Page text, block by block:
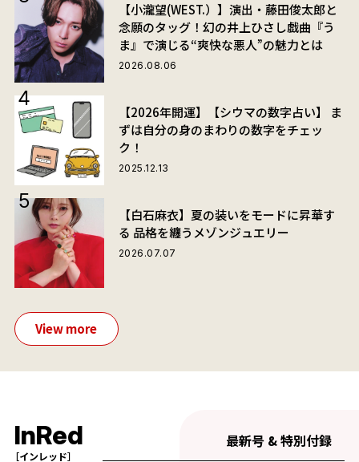
【小瀧望(WEST.）】演出・藤田俊太郎と
念願のタッグ！幻の井上ひさし戯曲『う
ま』で演じる“爽快な悪人”の魅力とは
2026.08.06
【2026年開運】【シウマの数字占い】 ま
ずは自分の身のまわりの数字をチェッ
ク！
2025.12.13
【白石麻衣】夏の装いをモードに昇華す
る 品格を纏うメゾンジュエリー
2026.07.07
View more
InRed
［インレッド］
最新号 & 特別付録